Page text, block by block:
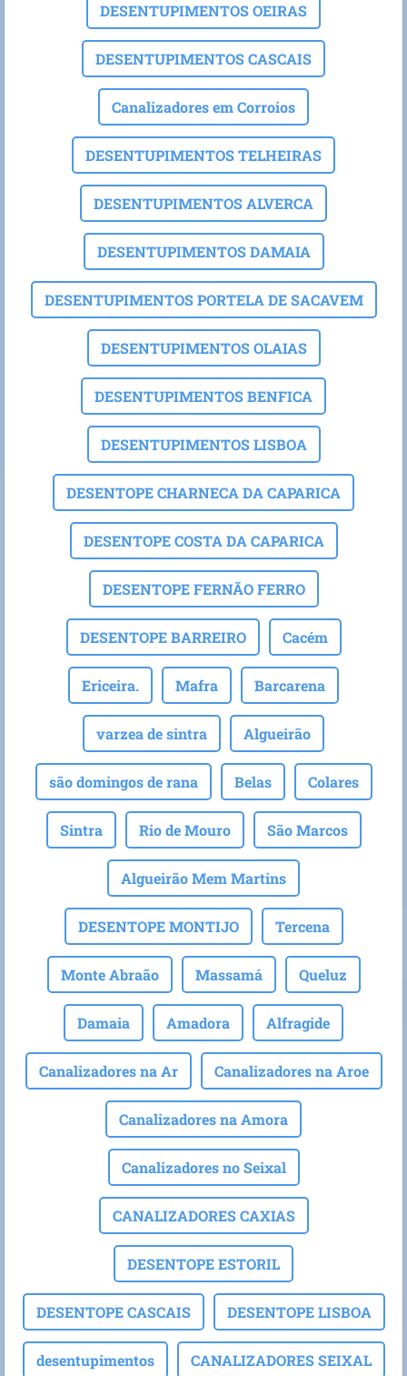
DESENTUPIMENTOS OEIRAS
DESENTUPIMENTOS CASCAIS
Canalizadores em Corroios
DESENTUPIMENTOS TELHEIRAS
DESENTUPIMENTOS ALVERCA
DESENTUPIMENTOS DAMAIA
DESENTUPIMENTOS PORTELA DE SACAVEM
DESENTUPIMENTOS OLAIAS
DESENTUPIMENTOS BENFICA
DESENTUPIMENTOS LISBOA
DESENTOPE CHARNECA DA CAPARICA
DESENTOPE COSTA DA CAPARICA
DESENTOPE FERNÃO FERRO
DESENTOPE BARREIRO Cacém
Ericeira. Mafra Barcarena
varzea de sintra Algueirão
são domingos de rana Belas Colares
Sintra Rio de Mouro São Marcos
Algueirão Mem Martins
DESENTOPE MONTIJO Tercena
Monte Abraão Massamá Queluz
Damaia Amadora Alfragide
Canalizadores na Ar Canalizadores na Aroe
Canalizadores na Amora
Canalizadores no Seixal
CANALIZADORES CAXIAS
DESENTOPE ESTORIL
DESENTOPE CASCAIS DESENTOPE LISBOA
desentupimentos CANALIZADORES SEIXAL